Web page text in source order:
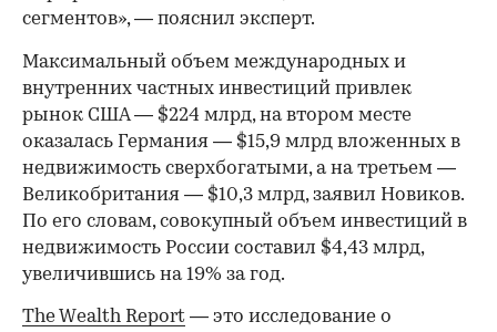
сегментов», — пояснил эксперт.
Максимальный объем международных и
внутренних частных инвестиций привлек
рынок США — $224 млрд, на втором месте
оказалась Германия — $15,9 млрд вложенных в
недвижимость сверхбогатыми, а на третьем —
Великобритания — $10,3 млрд, заявил Новиков.
По его словам, совокупный объем инвестиций в
недвижимость России составил $4,43 млрд,
увеличившись на 19% за год.
The Wealth Report — это исследование о